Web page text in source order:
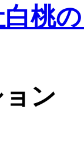
桃
ン